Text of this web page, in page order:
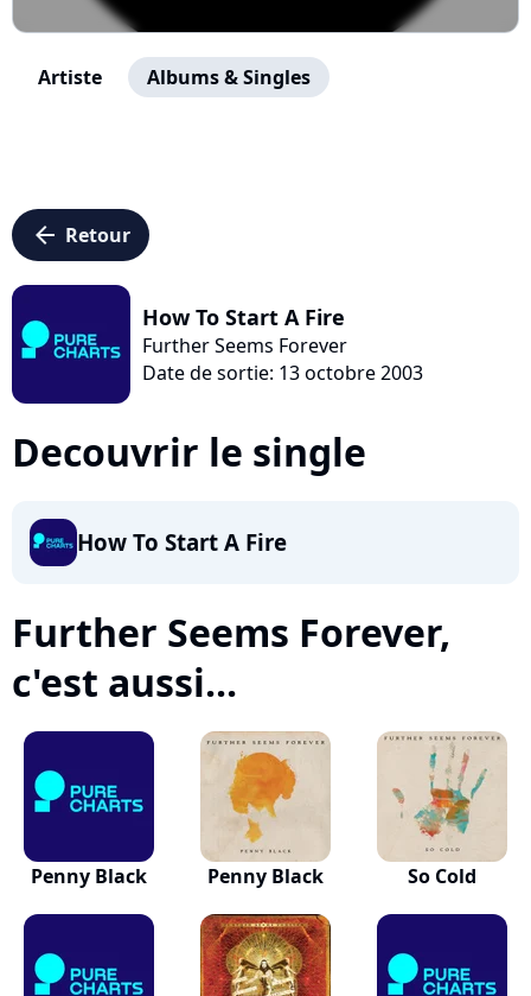
Artiste Albums & Singles
arrow_left Retour
How To Start A Fire
Further Seems Forever
Date de sortie: 13 octobre 2003
Decouvrir le single
How To Start A Fire
Further Seems Forever,
c'est aussi...
Penny Black Penny Black So Cold